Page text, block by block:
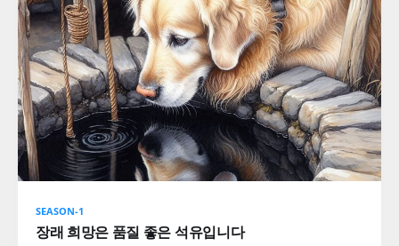
SEASON-1
장래 희망은 품질 좋은 석유입니다